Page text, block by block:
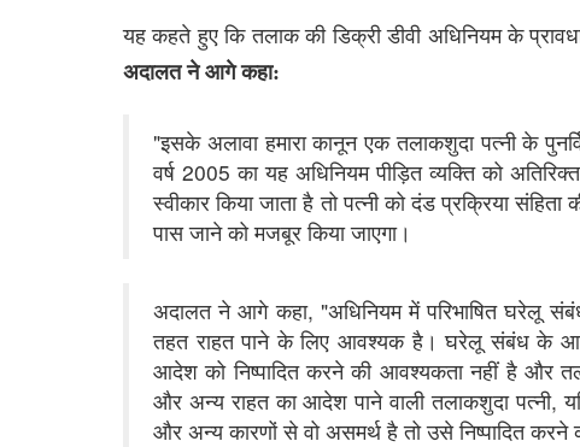
यह कहते हुए कि तलाक की डिक्री डीवी अधिनियम के
अदालत ने आगे कहा:
"इसके अलावा हमारा कानून एक तलाकशुदा पत्नी के
वर्ष 2005 का यह अधिनियम पीड़ित व्यक्ति को
स्वीकार किया जाता है तो पत्नी को दंड प्रक्रिया
पास जाने को मजबूर किया जाएगा।
अदालत ने आगे कहा, "अधिनियम में परिभाषित घरेलू
तहत राहत पाने के लिए आवश्यक है। घरेलू संबंध के
आदेश को निष्पादित करने की आवश्यकता नहीं है और
और अन्य राहत का आदेश पाने वाली तलाकशुदा पत्नी,
और अन्य कारणों से वो असमर्थ है तो उसे निष्पादित करने